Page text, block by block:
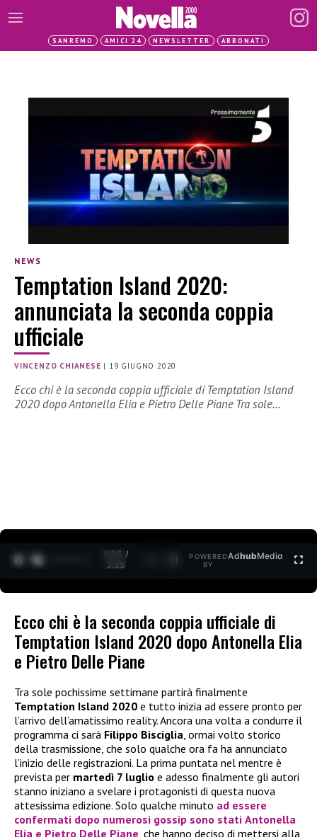
SANREMO AMICI 24 NEWSLETTER ABBONATI
NEWS
Temptation Island 2020:
annunciata la seconda coppia
ufficiale
VINCENZO CHIANESE | 19 GIUGNO 2020
Ecco chi è la seconda coppia ufficiale di Temptation Island
2020 dopo Antonella Elia e Pietro Delle Piane Tra sole…
0:25 /
3:35
POWERED
BY
AdhubMedia
Ecco chi è la seconda coppia ufficiale di
Temptation Island 2020 dopo Antonella Elia
e Pietro Delle Piane
Tra sole pochissime settimane partirà finalmente
Temptation Island 2020 e tutto inizia ad essere pronto per
l’arrivo dell’amatissimo reality. Ancora una volta a condurre il
programma ci sarà Filippo Bisciglia, ormai volto storico
della trasmissione, che solo qualche ora fa ha annunciato
l’inizio delle registrazioni. La prima puntata nel mentre è
prevista per martedì 7 luglio e adesso finalmente gli autori
stanno iniziano a svelare i protagonisti di questa nuova
attesissima edizione. Solo qualche minuto ad essere
confermati dopo numerosi gossip sono stati Antonella
Elia e Pietro Delle Piane, che hanno deciso di mettersi alla